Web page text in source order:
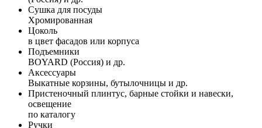
Сушка для посуды
Хромированная
Цоколь
в цвет фасадов или корпуса
Подъемники
BOYARD (Россия) и др.
Аксессуары
Выкатные корзины, бутылочницы и др.
Пристеночный плинтус, барные стойки и навески,
освещение
по каталогу
Ручки